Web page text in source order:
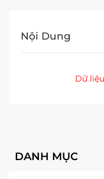
DANH MỤC
Nội Dung
Dữ